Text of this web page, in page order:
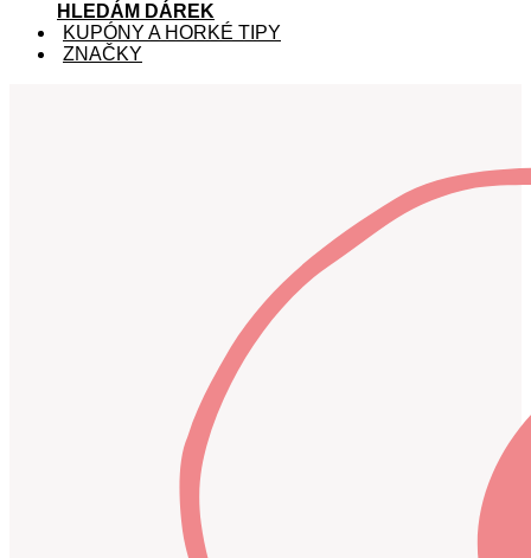
HLEDÁM DÁREK
KUPÓNY A HORKÉ TIPY
ZNAČKY